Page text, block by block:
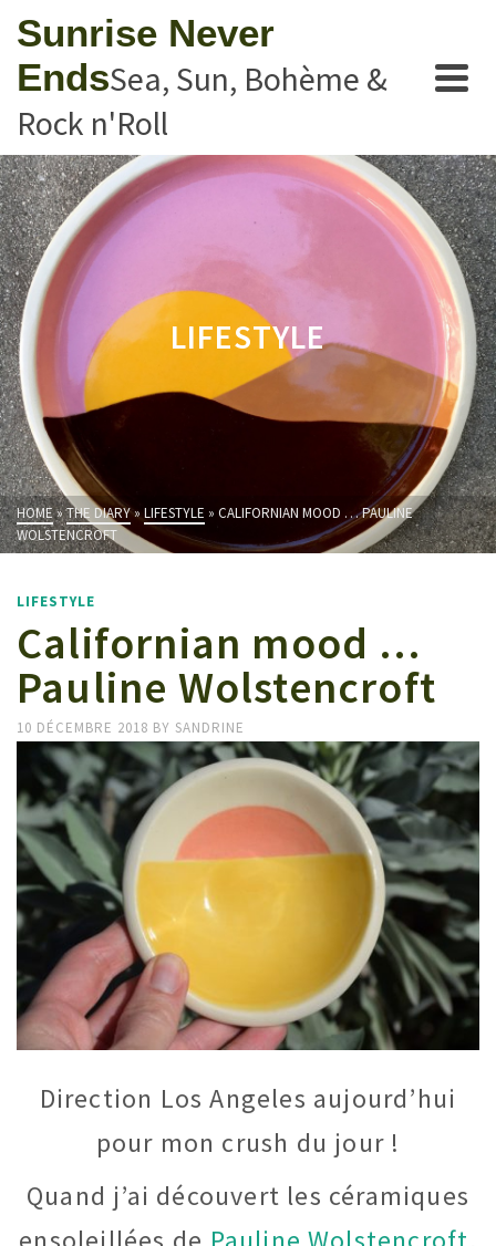
Sunrise Never
EndsSea, Sun, Bohème &
Rock n'Roll
LIFESTYLE
HOME»THE DIARY»LIFESTYLE » CALIFORNIAN MOOD … PAULINE
WOLSTENCROFT
LIFESTYLE
Californian mood …
Pauline Wolstencroft
10 DÉCEMBRE 2018 BY SANDRINE
Direction Los Angeles aujourd’hui
pour mon crush du jour !
Quand j’ai découvert les céramiques